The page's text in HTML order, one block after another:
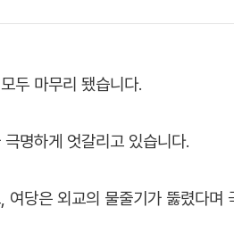
두 마무리 됐습니다.
명하게 엇갈리고 있습니다.
당은 외교의 물줄기가 뚫렸다며